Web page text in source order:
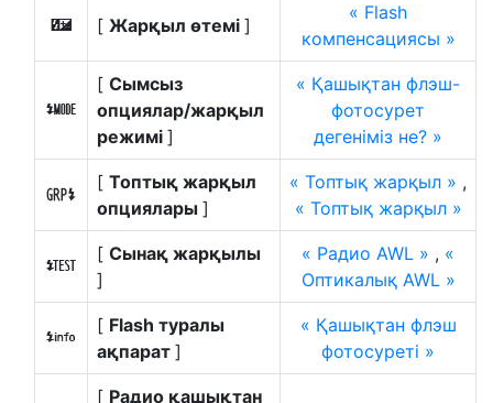
Y [ Жарқыл өтемі ]
Flash
компенсациясы
q
[ Сымсыз
опциялар/жарқыл
режимі ]
Қашықтан флэш-
фотосурет
дегеніміз не?
m
[ Топтық жарқыл
опциялары ]
Топтық жарқыл
,
Топтық жарқыл
r
[ Сынақ жарқылы
]
Радио AWL
,
Оптикалық AWL
s
[ Flash туралы
ақпарат ]
Қашықтан флэш
фотосуреті
[ Радио қашықтан